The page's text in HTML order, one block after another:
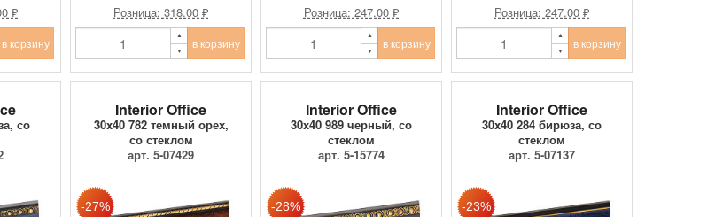
₽
в корзину
Розница: 318.00 ₽
в корзину
Розница: 247.00 ₽
в корзину
Розница: 247.00 ₽
в корзину
со
Interior Office
30x40 782 темный орех,
со стеклом
арт. 5-07429
Interior Office
30x40 989 черный, со
стеклом
арт. 5-15774
Interior Office
30x40 284 бирюза, со
стеклом
арт. 5-07137